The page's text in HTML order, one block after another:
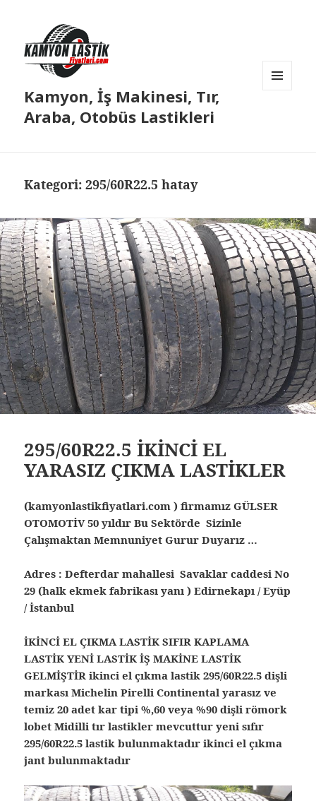
Kamyon, İş Makinesi, Tır,
Araba, Otobüs Lastikleri
Kategori:295/60R22.5 hatay
295/60R22.5 İKİNCİ EL
YARASIZ ÇIKMA LASTİKLER
(kamyonlastikfiyatlari.com ) firmamız GÜLSER
OTOMOTİV 50 yıldır Bu Sektörde Sizinle
Çalışmaktan Memnuniyet Gurur Duyarız …
Adres : Defterdar mahallesi Savaklar caddesi No
29 (halk ekmek fabrikası yanı ) Edirnekapı / Eyüp
/ İstanbul
İKİNCİ EL ÇIKMA LASTİK SIFIR KAPLAMA
LASTİK YENİ LASTİK İŞ MAKİNE LASTİK
GELMİŞTİR ikinci el çıkma lastik 295/60R22.5 dişli
markası Michelin Pirelli Continental yarasız ve
temiz 20 adet kar tipi %,60 veya %90 dişli römork
lobet Midilli tır lastikler mevcuttur yeni sıfır
295/60R22.5 lastik bulunmaktadır ikinci el çıkma
jant bulunmaktadır